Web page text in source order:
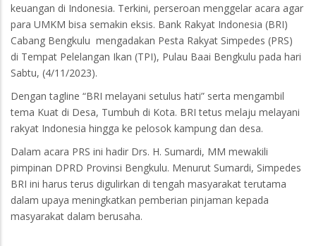
keuangan di Indonesia. Terkini, perseroan menggelar acara agar
para UMKM bisa semakin eksis. Bank Rakyat Indonesia (BRI)
Cabang Bengkulu mengadakan Pesta Rakyat Simpedes (PRS)
di Tempat Pelelangan Ikan (TPI), Pulau Baai Bengkulu pada hari
Sabtu, (4/11/2023).
Dengan tagline “BRI melayani setulus hati” serta mengambil
tema Kuat di Desa, Tumbuh di Kota. BRI tetus melaju melayani
rakyat Indonesia hingga ke pelosok kampung dan desa.
Dalam acara PRS ini hadir Drs. H. Sumardi, MM mewakili
pimpinan DPRD Provinsi Bengkulu. Menurut Sumardi, Simpedes
BRI ini harus terus digulirkan di tengah masyarakat terutama
dalam upaya meningkatkan pemberian pinjaman kepada
masyarakat dalam berusaha.